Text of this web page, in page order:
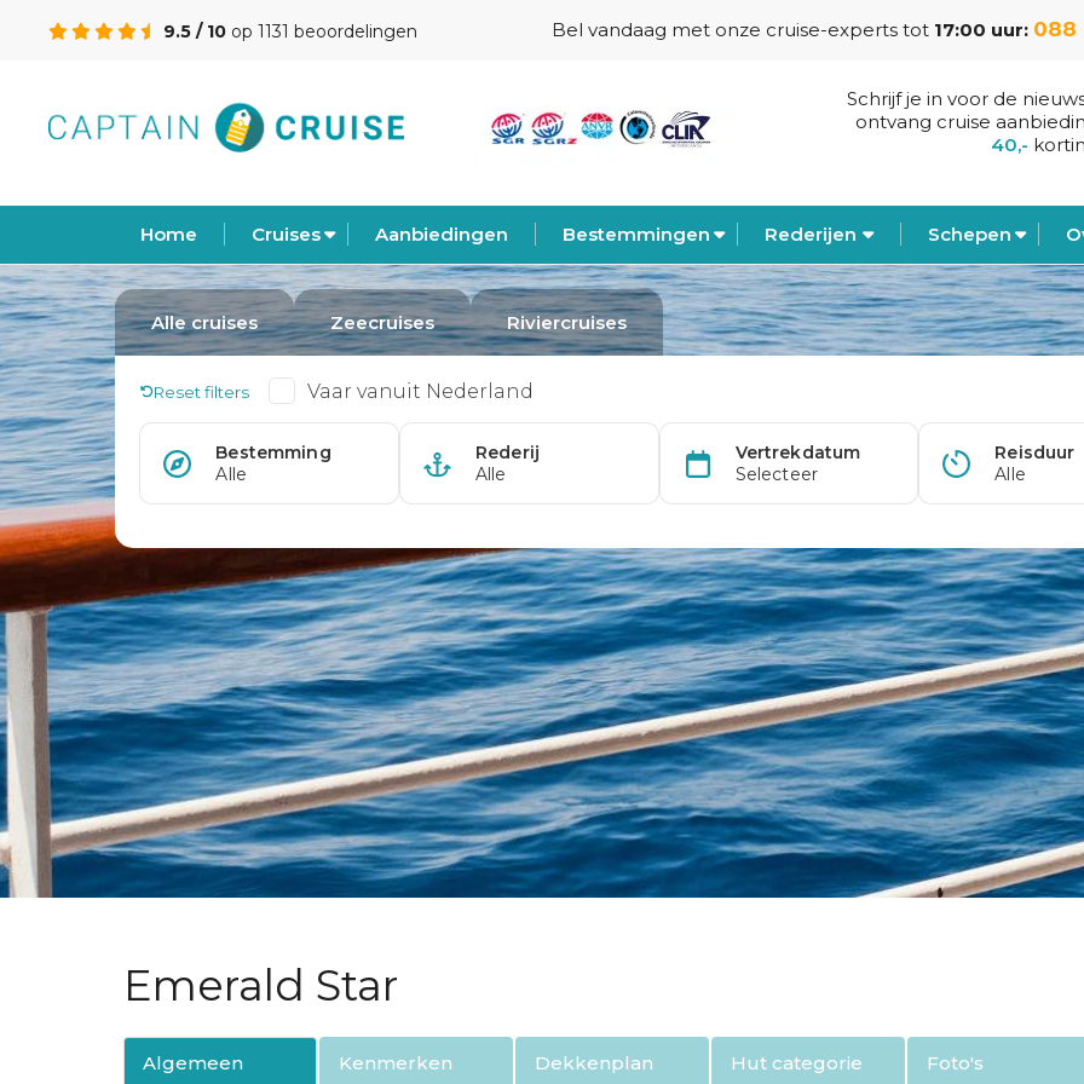
9.5 / 10 op 1131 beoordelingen Bel vandaag met onze cruise-experts tot 17:00 uur: 088
Schrijf je in voor de
ontvang cruise
40,-
Home Cruises Aanbiedingen Bestemmingen Rederijen Schepen
Emerald Star
Algemeen Kenmerken Dekkenplan Hut categorie Foto's